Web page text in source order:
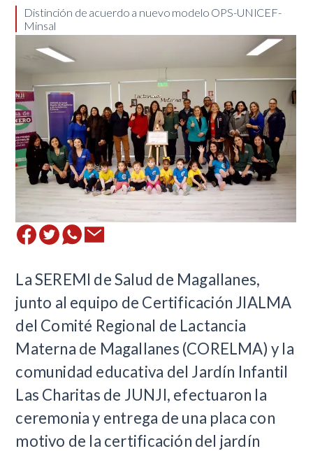
​Distinción de acuerdo a nuevo modelo OPS-UNICEF-
Minsal
​La SEREMI de Salud de Magallanes,
junto al equipo de Certificación JIALMA
del Comité Regional de Lactancia
Materna de Magallanes (CORELMA) y la
comunidad educativa del Jardín Infantil
Las Charitas de JUNJI, efectuaron la
ceremonia y entrega de una placa con
motivo de la certificación del jardín